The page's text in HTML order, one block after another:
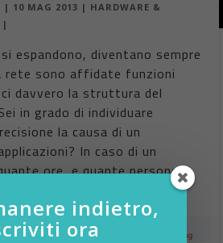
| 10 MAG 2013 | HARDWARE &
|
espandono, diventano sempre
rete sono affidate funzioni
davvero la struttura del
in grado di individuare
la causa di un
In caso di un
ore, e quante persone,
indietro,
ora